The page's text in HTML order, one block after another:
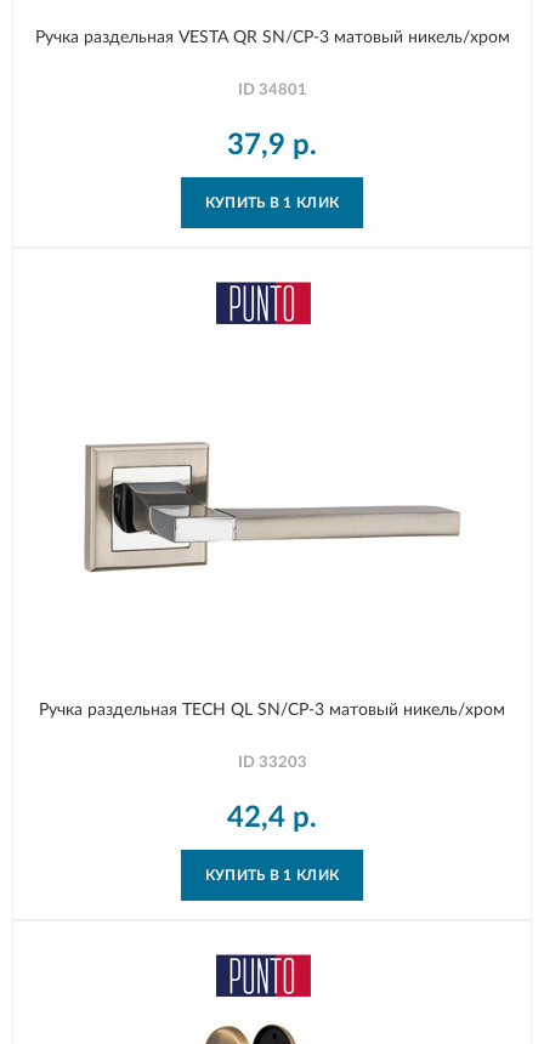
Ручка раздельная VESTA QR SN/CP-3 матовый никель/хром
ID 34801
37,9 р.
КУПИТЬ В 1 КЛИК
Ручка раздельная TECH QL SN/CP-3 матовый никель/хром
ID 33203
42,4 р.
КУПИТЬ В 1 КЛИК